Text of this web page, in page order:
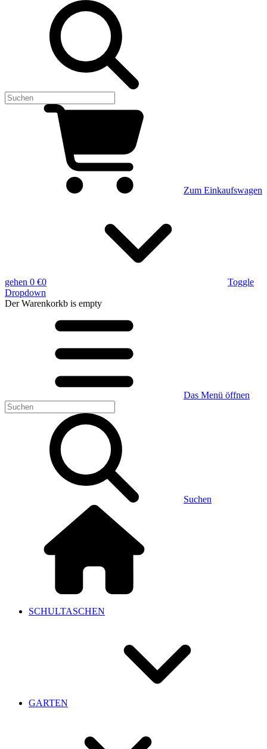
Zum Einkaufswagen
gehen 0 €0
Toggle
Dropdown
Der Warenkorkb is empty
Das Menü öffnen
Suchen
SCHULTASCHEN
GARTEN